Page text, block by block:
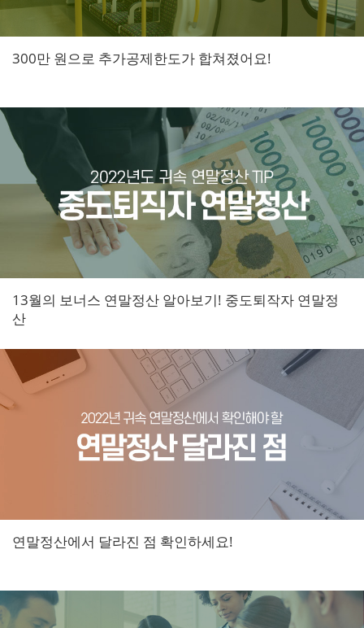
300만 원으로 추가공제한도가 합쳐졌어요!
13월의 보너스 연말정산 알아보기! 중도퇴작자 연말정
산
연말정산에서 달라진 점 확인하세요!